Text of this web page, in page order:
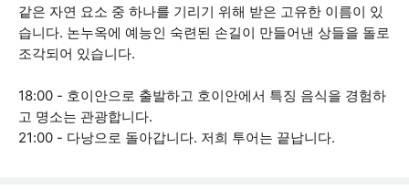
같은 자연 요소 중 하나를 기리기 위해 받은 고유한 이름이 있
습니다. 논누옥에 예능인 숙련된 손길이 만들어낸 상들을 돌로
조각되어 있습니다.
18:00 - 호이안으로 출발하고 호이안에서 특징 음식을 경험하
고 명소는 관광합니다.
21:00 - 다낭으로 돌아갑니다. 저희 투어는 끝납니다.